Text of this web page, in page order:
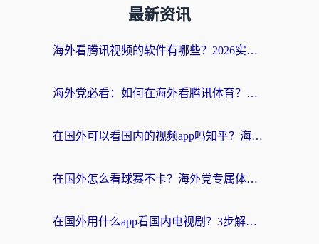
最新资讯
海外看腾讯视频的软件有哪些？2026实测有效，留学生都在用的回国加速器指南
海外党必看：如何在海外看腾讯体育？解决赛事直播地区限制的终极指南
在国外可以看国内的视频app吗知乎？海外党亲测有效的追剧加速方案
在国外怎么看球赛不卡？海外党专属体育直播自由指南
在国外用什么app看国内电视剧？3步解决版权限制+卡顿难题